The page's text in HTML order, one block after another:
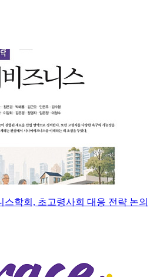
스학회, 초고령사회 대응 전략 논의